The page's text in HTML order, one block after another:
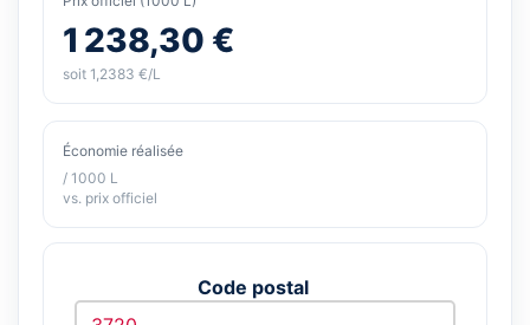
1 238,30 €
soit 1,2383 €/L
Économie réalisée
/ 1000 L
vs. prix officiel
Code postal